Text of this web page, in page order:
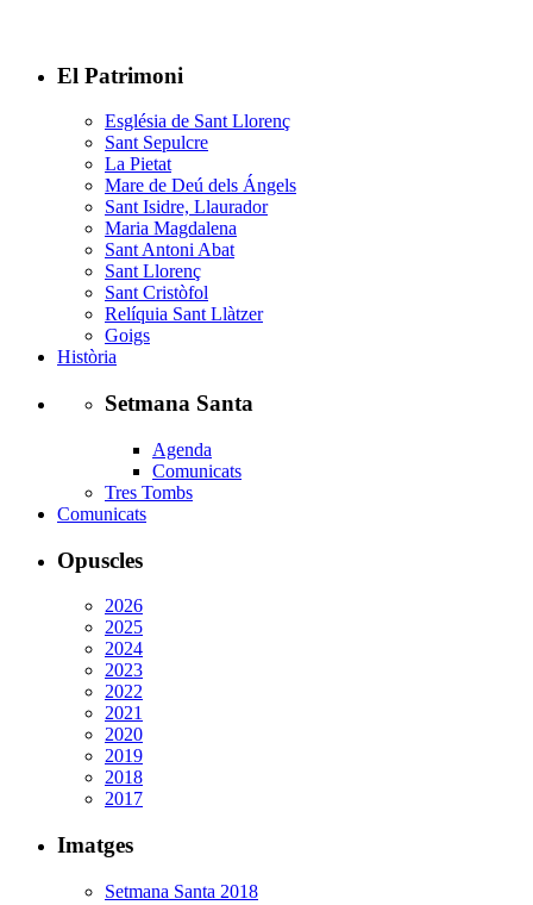
El Patrimoni
Església de Sant Llorenç
Sant Sepulcre
La Pietat
Mare de Deú dels Ángels
Sant Isidre, Llaurador
Maria Magdalena
Sant Antoni Abat
Sant Llorenç
Sant Cristòfol
Relíquia Sant Llàtzer
Goigs
Història
Setmana Santa
Agenda
Comunicats
Tres Tombs
Comunicats
Opuscles
2026
2025
2024
2023
2022
2021
2020
2019
2018
2017
Imatges
Setmana Santa 2018